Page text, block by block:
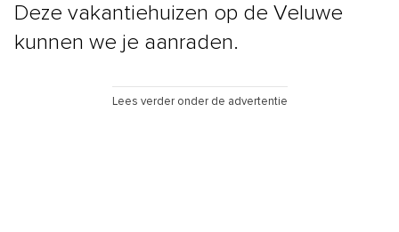
Deze vakantiehuizen op de Veluwe
kunnen we je aanraden.
Lees verder onder de advertentie